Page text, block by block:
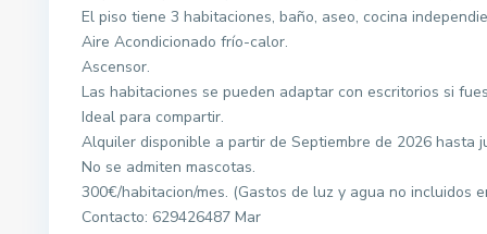
El piso tiene 3 habitaciones, baño, aseo, cocina
Aire Acondicionado frío-calor.
Ascensor.
Las habitaciones se pueden adaptar con escritorios si
Ideal para compartir.
Alquiler disponible a partir de Septiembre de 2026 hasta
No se admiten mascotas.
300€/habitacion/mes. (Gastos de luz y agua no incluidos
Contacto: 629426487 Mar